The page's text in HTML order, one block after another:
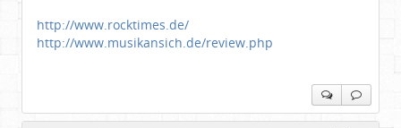
http://www.rocktimes.de/
http://www.musikansich.de/review.php